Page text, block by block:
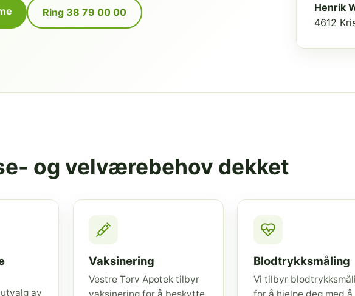
Ring 38 79 00 00
Henrik
4612
og velværebehov dekket
av
Vaksinering
Vestre Torv Apotek tilbyr
Blodtrykksmåling
Vi tilbyr